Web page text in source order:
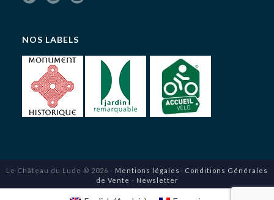
NOS LABELS
Le Château du Lude © 2026 - Mentions légales- Conditions Générales
de Vente - Newsletter